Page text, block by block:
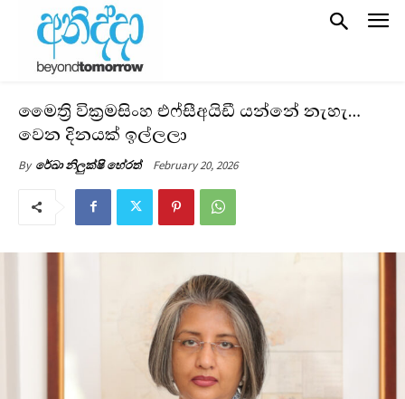
මෛත්‍රි වික්‍රමසිංහ එෆ්සීඅයිඩී යන්නේ නැහැ…
වෙන දිනයක් ඉල්ලලා
By රේඛා නිලුක්ෂි හේරත් February 20, 2026